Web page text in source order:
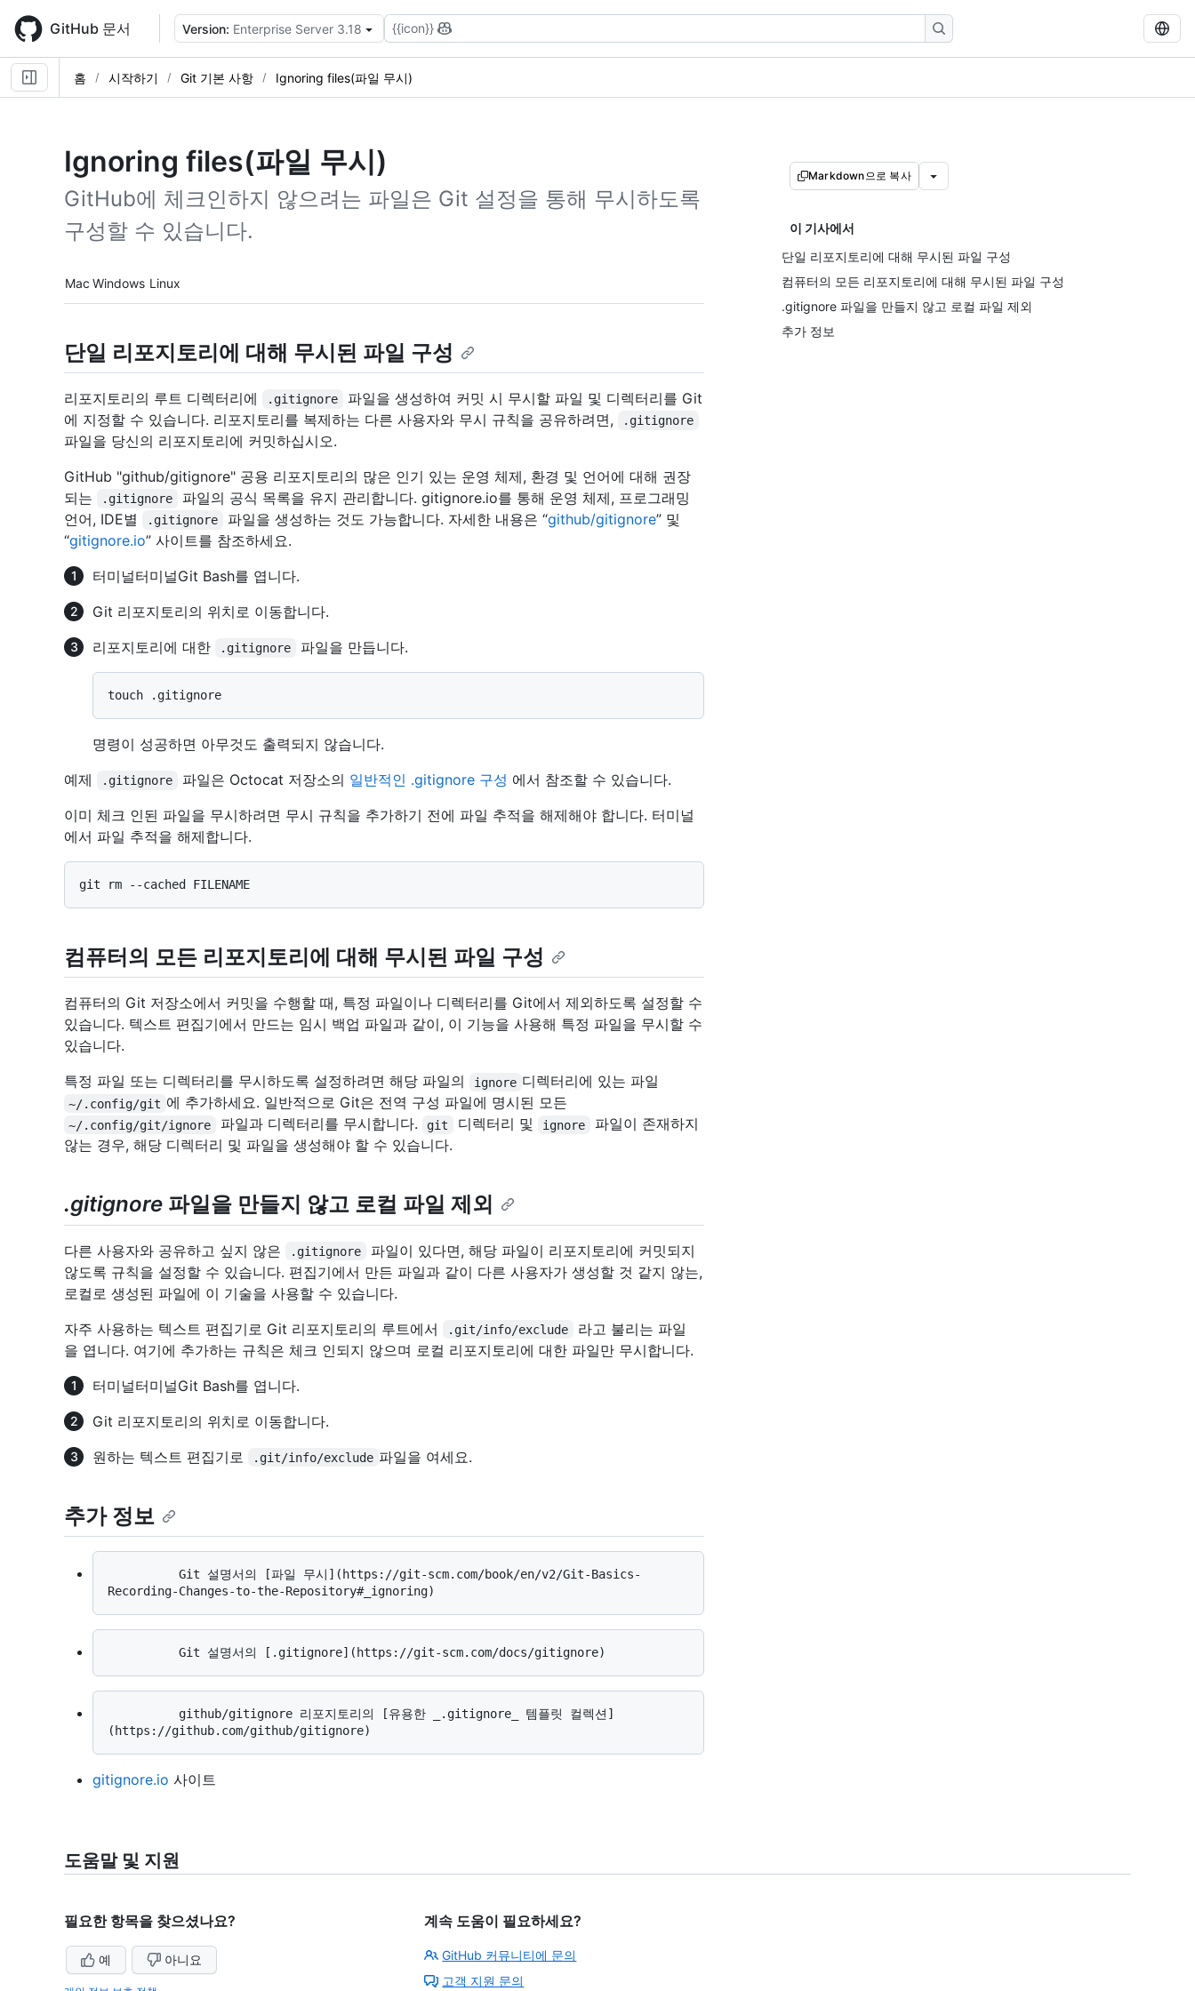
main
content
GitHub 문서 Version: Enterprise Server 3.18 {{icon}}
홈 시작하기 Git 기본 사항 Ignoring files(파일 무시)
Ignoring files(파일 무시)
GitHub에 체크인하지 않으려는 파일은 Git 설정을 통해 무시하도록
구성할 수 있습니다.
Platform navigation
Mac Windows Linux
Markdown으로 복사
이 기사에서
단일 리포지토리에 대해 무시된 파일 구성
컴퓨터의 모든 리포지토리에 대해 무시된 파일 구성
.gitignore 파일을 만들지 않고 로컬 파일 제외
추가 정보
단일 리포지토리에 대해 무시된 파일 구성
리포지토리의 루트 디렉터리에 .gitignore
파일을 생성하여 커밋 시 무시할 파일 및 디렉터리를 Git
에 지정할 수 있습니다. 리포지토리를 복제하는 다른 사용자와 무시 규칙을 공유하려면,
.gitignore
파일을 당신의 리포지토리에 커밋하십시오.
GitHub "github/gitignore" 공용 리포지토리의 많은 인기 있는 운영 체제, 환경 및 언어에 대해 권장
되는
.gitignore
파일의 공식 목록을 유지 관리합니다. gitignore.io를 통해 운영 체제, 프로그래밍
언어, IDE별
.gitignore 파일을 생성하는 것도 가능합니다. 자세한 내용은 “github/gitignore” 및
“gitignore.io” 사이트를 참조하세요.
터미널터미널Git Bash를 엽니다.
Git 리포지토리의 위치로 이동합니다.
리포지토리에 대한
.gitignore 파일을 만듭니다.
명령이 성공하면 아무것도 출력되지 않습니다.
예제
.gitignore 파일은 Octocat 저장소의 일반적인 .gitignore 구성 에서 참조할 수 있습니다.
이미 체크 인된 파일을 무시하려면 무시 규칙을 추가하기 전에 파일 추적을 해제해야 합니다. 터미널
에서 파일 추적을 해제합니다.
컴퓨터의 모든 리포지토리에 대해 무시된 파일 구성
컴퓨터의 Git 저장소에서 커밋을 수행할 때, 특정 파일이나 디렉터리를 Git에서 제외하도록 설정할 수
있습니다. 텍스트 편집기에서 만드는 임시 백업 파일과 같이, 이 기능을 사용해 특정 파일을 무시할 수
있습니다.
특정 파일 또는 디렉터리를 무시하도록 설정하려면 해당 파일의
ignore 디렉터리에 있는 파일
~/.config/git 에 추가하세요. 일반적으로 Git은 전역 구성 파일에 명시된 모든
~/.config/git/ignore 파일과 디렉터리를 무시합니다. git 디렉터리 및 ignore
파일이 존재하지
않는 경우, 해당 디렉터리 및 파일을 생성해야 할 수 있습니다.
.gitignore 파일을 만들지 않고 로컬 파일 제외
다른 사용자와 공유하고 싶지 않은 .gitignore
파일이 있다면, 해당 파일이 리포지토리에 커밋되지
않도록 규칙을 설정할 수 있습니다. 편집기에서 만든 파일과 같이 다른 사용자가 생성할 것 같지 않는,
로컬로 생성된 파일에 이 기술을 사용할 수 있습니다.
자주 사용하는 텍스트 편집기로 Git 리포지토리의 루트에서
.git/info/exclude
라고 불리는 파일
을 엽니다. 여기에 추가하는 규칙은 체크 인되지 않으며 로컬 리포지토리에 대한 파일만 무시합니다.
터미널터미널Git Bash를 엽니다.
Git 리포지토리의 위치로 이동합니다.
원하는 텍스트 편집기로
.git/info/exclude 파일을 여세요.
추가 정보
gitignore.io 사이트
도움말 및 지원
필요한 항목을 찾으셨나요?
예 아니요
계속 도움이 필요하세요?
GitHub 커뮤니티에 문의
고객 지원 문의